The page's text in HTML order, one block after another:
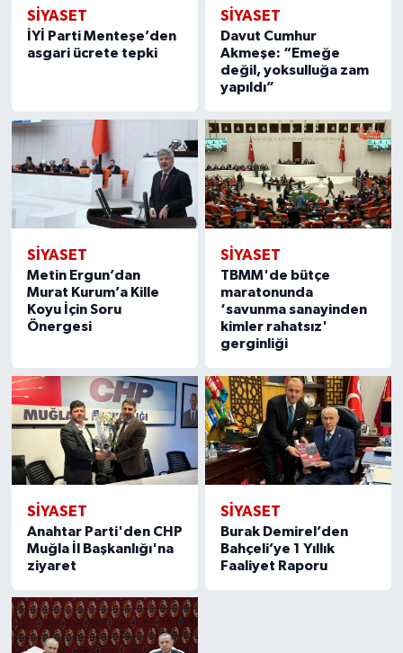
SIYASET
İYİ Parti Menteşe’den
asgari ücrete tepki
SIYASET
Davut Cumhur
Akmeşe: “Emeğe
değil, yoksulluğa zam
yapıldı”
SIYASET
Metin Ergun’dan
Murat Kurum’a Kille
Koyu İçin Soru
Önergesi
SIYASET
TBMM'de bütçe
maratonunda
‘savunma sanayinden
kimler rahatsız'
gerginliği
SIYASET
Anahtar Parti'den CHP
Muğla İl Başkanlığı'na
ziyaret
SIYASET
Burak Demirel’den
Bahçeli’ye 1 Yıllık
Faaliyet Raporu